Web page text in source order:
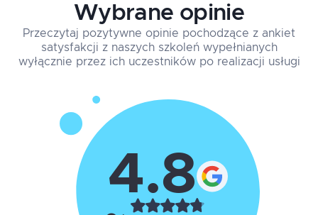
Wybrane opinie
Przeczytaj pozytywne opinie pochodzące z ankiet
satysfakcji z naszych szkoleń wypełnianych
wyłącznie przez ich uczestników po realizacji usługi
4.8